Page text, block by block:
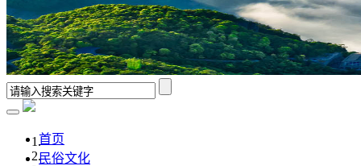
首页
民俗文化